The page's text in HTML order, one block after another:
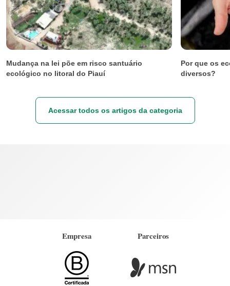
Mudança na lei põe em risco santuário
ecológico no litoral do Piauí
Por que os
diversos?
Acessar todos os artigos da categoria
Empresa Parceiros